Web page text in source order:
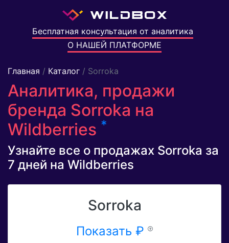
Бесплатная консультация от аналитика
О НАШЕЙ ПЛАТФОРМЕ
Главная / Каталог / Sorroka
Аналитика, продажи
бренда Sorroka на
Wildberries *
Узнайте все о продажах Sorroka за
7 дней на Wildberries
Sorroka
Показать ₽